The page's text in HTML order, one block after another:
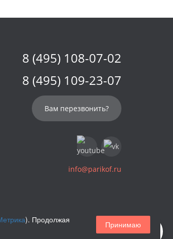
8 (495) 108-07-02
8 (495) 109-23-07
Вам перезвонить?
info@parikof.ru
Магазин париков — Parikof. 2026
). Продолжая
Принимаю